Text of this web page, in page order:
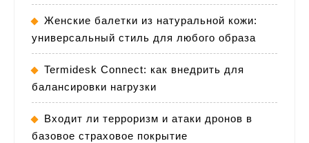
Женские балетки из натуральной кожи:
универсальный стиль для любого образа
Termidesk Connect: как внедрить для
балансировки нагрузки
Входит ли терроризм и атаки дронов в
базовое страховое покрытие